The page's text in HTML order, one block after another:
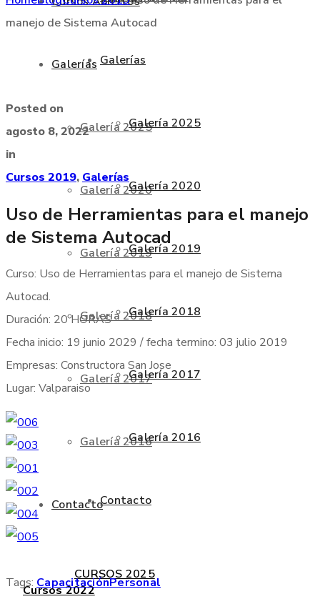
Galerías
Galería 2025
Galería 2020
Galería 2019
Galería 2018
Galería 2017
Galería 2016
Contacto
Cursos 2022
Galerías
Galería 2025
Galería 2020
Galería 2019
Galería 2018
Galería 2017
Galería 2016
Contacto
CURSOS 2025
manejo de Sistema Autocad
Posted on
agosto 8, 2022
in
Cursos 2019, Galerías
Uso de Herramientas para el manejo
de Sistema Autocad
Curso: Uso de Herramientas para el manejo de Sistema
Autocad.
Duración: 20 HORAS
Fecha inicio: 19 junio 2029 / fecha termino: 03 julio 2019
Empresas: Constructora San Jose
Lugar: Valparaiso
Tags: CapacitaciónPersonal